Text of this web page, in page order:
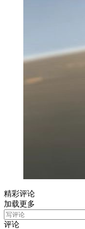
精彩评论
加载更多
评论